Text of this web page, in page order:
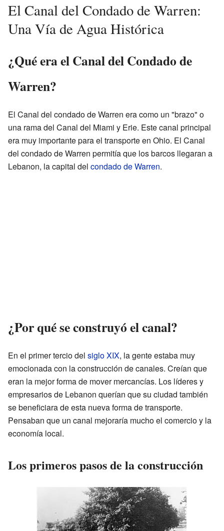
El Canal del Condado de Warren:
Una Vía de Agua Histórica
¿Qué era el Canal del Condado de
Warren?
El Canal del condado de Warren era como un "brazo" o
una rama del Canal del Miami y Erie. Este canal principal
era muy importante para el transporte en Ohio. El Canal
del condado de Warren permitía que los barcos llegaran a
Lebanon, la capital del condado de Warren.
¿Por qué se construyó el canal?
En el primer tercio del siglo XIX, la gente estaba muy
emocionada con la construcción de canales. Creían que
eran la mejor forma de mover mercancías. Los líderes y
empresarios de Lebanon querían que su ciudad también
se beneficiara de esta nueva forma de transporte.
Pensaban que un canal mejoraría mucho el comercio y la
economía local.
Los primeros pasos de la construcción